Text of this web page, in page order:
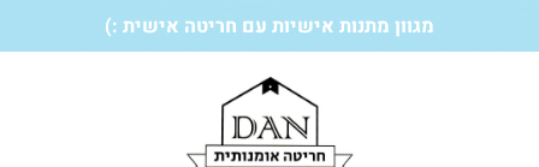
מגוון מתנות אישיות עם חריטה אישית :)